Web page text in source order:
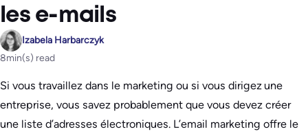
les e-mails
Izabela Harbarczyk
8min(s) read
Si vous travaillez dans le marketing ou si vous dirigez une
entreprise, vous savez probablement que vous devez créer
une liste d’adresses électroniques. L’email marketing offre le